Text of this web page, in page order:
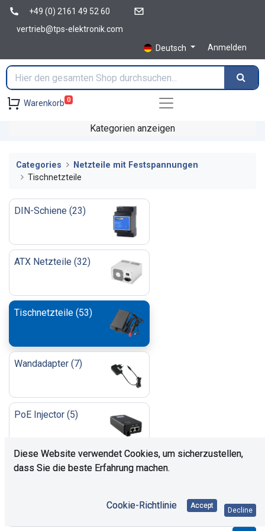
+49 (0) 2161 49 52 60
vertrieb@tps-elektronik.com
Deutsch
Anmelden
Warenkorb 0
Kategorien anzeigen
Categories
Netzteile mit Festspannungen
Tischnetzteile
DIN-Schiene (23)
ATX Netzteile (32)
Tischnetzteile (53)
Wandadapter (7)
PoE Injector (5)
Open Frame/Enclosed
Diese Website verwendet Cookies, um sicherzustellen,
dass Sie die beste Erfahrung machen.
Cookie-Richtlinie Accept
Decline